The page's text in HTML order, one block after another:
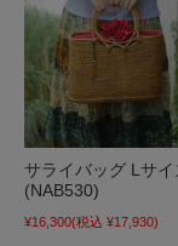
サライバッグ Lサイ
(NAB530)
¥16,300(税込 ¥17,930)